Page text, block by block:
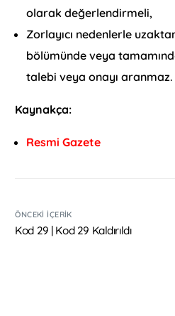
olarak değerlendirmeli,
Zorlayıcı nedenlerle
bölümünde veya
talebi veya onayı aranmaz.
Kaynakça:
Resmi Gazete
ÖNCEKI İÇERIK
Kod 29 | Kod 29 Kaldırıldı